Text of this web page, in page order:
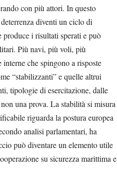
con più attori. In questo
diventi un ciclo di
i risultati sperati e può
Più navi, più voli, più
che spingono a risposte
“stabilizzanti” e quelle altrui
tipologie di esercitazione, dalle
una prova. La stabilità si misura
riguarda la postura europea
analisi parlamentari, ha
può diventare un elemento utile
su sicurezza marittima e